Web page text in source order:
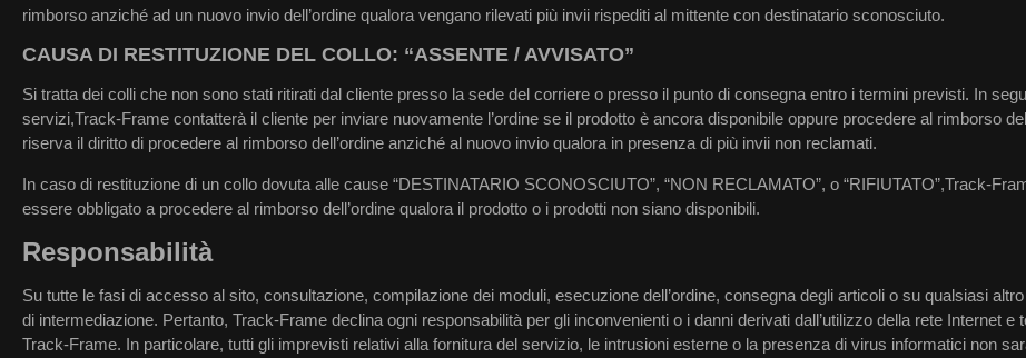
rimborso anziché ad un nuovo invio dell’ordine qualora vengano rilevati più invii rispediti al mittente con destinatario sconosciuto.
CAUSA DI RESTITUZIONE DEL COLLO: “ASSENTE / AVVISATO”
Si tratta dei colli che non sono stati ritirati dal cliente presso la sede del corriere o presso il punto di consegna entro i termini previsti. In
servizi,Track-Frame contatterà il cliente per inviare nuovamente l’ordine se il prodotto è ancora disponibile oppure procedere al rimborso
riserva il diritto di procedere al rimborso dell’ordine anziché al nuovo invio qualora in presenza di più invii non reclamati.
In caso di restituzione di un collo dovuta alle cause “DESTINATARIO SCONOSCIUTO”, “NON RECLAMATO”, o “RIFIUTATO”,Track-
essere obbligato a procedere al rimborso dell’ordine qualora il prodotto o i prodotti non siano disponibili.
Responsabilità
Su tutte le fasi di accesso al sito, consultazione, compilazione dei moduli, esecuzione dell’ordine, consegna degli articoli o su qualsiasi
di intermediazione. Pertanto, Track-Frame declina ogni responsabilità per gli inconvenienti o i danni derivati dall’utilizzo della rete Internet
Track-Frame. In particolare, tutti gli imprevisti relativi alla fornitura del servizio, le intrusioni esterne o la presenza di virus informatici non